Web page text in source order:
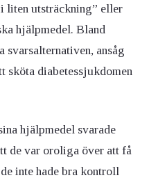
liten utsträckning” eller
hjälpmedel. Bland
svarsalternativen, ansåg
sköta diabetessjukdomen
hjälpmedel svarade
de var oroliga över att få
inte hade bra kontroll